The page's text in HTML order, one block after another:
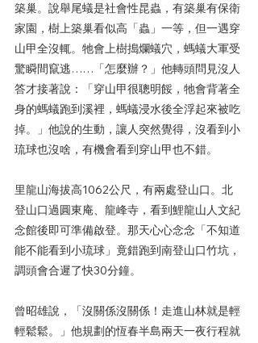
築巢。說舉尾蟻是社會性昆蟲，有築巢有保衛
家園，樹上築巢看似高「蟲」一等，但一遇穿
山甲全沒輒。牠會上樹搗爛蟻穴，螞蟻大軍受
驚瞬間竄逃……「怎麼辦？」他轉頭問見沒人
答才接著說：「穿山甲很聰明餒，牠會背著全
身的螞蟻跑到溪裡，螞蟻浸水後全浮起來被吃
掉。」他說的生動，讓人突然覺得，沒看到小
琉球也沒啥，有機會看到穿山甲也不錯。
里龍山海拔高1062公尺，有兩處登山口。北
登山口過圓東庵、龍峰寺，看到鯉龍山人文紀
念館後即可準備啟登。那天心心念念「不知道
能不能看到小琉球」竟錯跑到南登山口竹坑，
調頭會合遲了快30分鐘。
曾昭雄說，「沒關係沒關係！走進山林就是輕
輕鬆鬆。」他規劃的恆春半島兩天一夜行程就